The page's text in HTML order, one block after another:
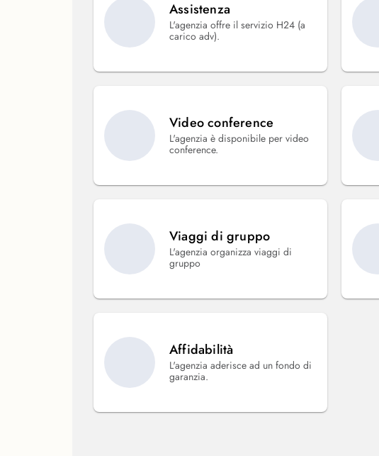
Assistenza
L'agenzia offre il servizio H24 (a
carico adv).
Video conference
L'agenzia è disponibile per video
conference.
Viaggi di gruppo
L'agenzia organizza viaggi di
gruppo
Affidabilità
L'agenzia aderisce ad un fondo di
garanzia.